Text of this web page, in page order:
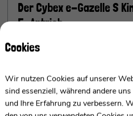
Der Cybex e-Gazelle S
E-Antrieb
ab Geburt bis 4 Jahren / 0-22kg
Cybex e-Gazelle S: Euer
mit E-Antrieb für müheloses
Terrain
Cookies
Wir nutzen Cookies auf unserer
sind essenziell, während andere
und Ihre Erfahrung zu verbessern.